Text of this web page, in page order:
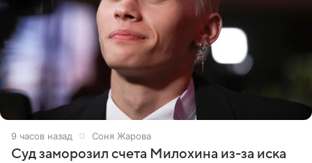
9 часов назад Соня Жарова
Суд заморозил счета Милохина из-за иска